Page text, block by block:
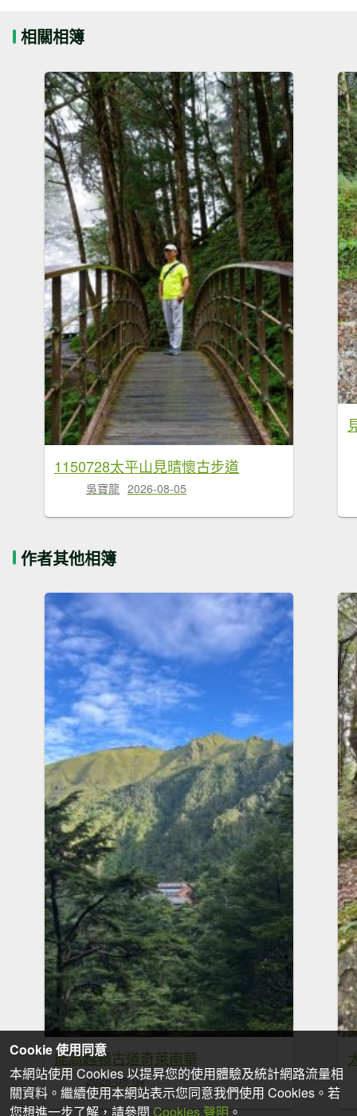
相關相簿
1150728太平山見晴懷古步道
吳寶龍 2026-08-05
作者其他相簿
能高越嶺古道奇萊南華
2026-08-04
Cookie 使用同意
本網站使用 Cookies 以提昇您的使用體驗及統計網路流量相
關資料。繼續使用本網站表示您同意我們使用 Cookies。若
您想進一步了解，請參閱 Cookies 聲明 。